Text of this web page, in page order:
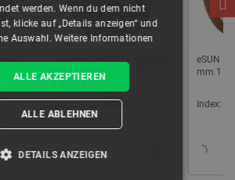
mm
Creality CR-PETG Filament
Nachfüllpackung 1,75 mm
CRL-28381
eSUN
mm 1
Index:
werden. Wenn du dem nicht
klicke auf „Details anzeigen“ und
Auswahl.Weitere Informationen
ALLE AKZEPTIEREN
ALLE ABLEHNEN
DETAILS ANZEIGEN